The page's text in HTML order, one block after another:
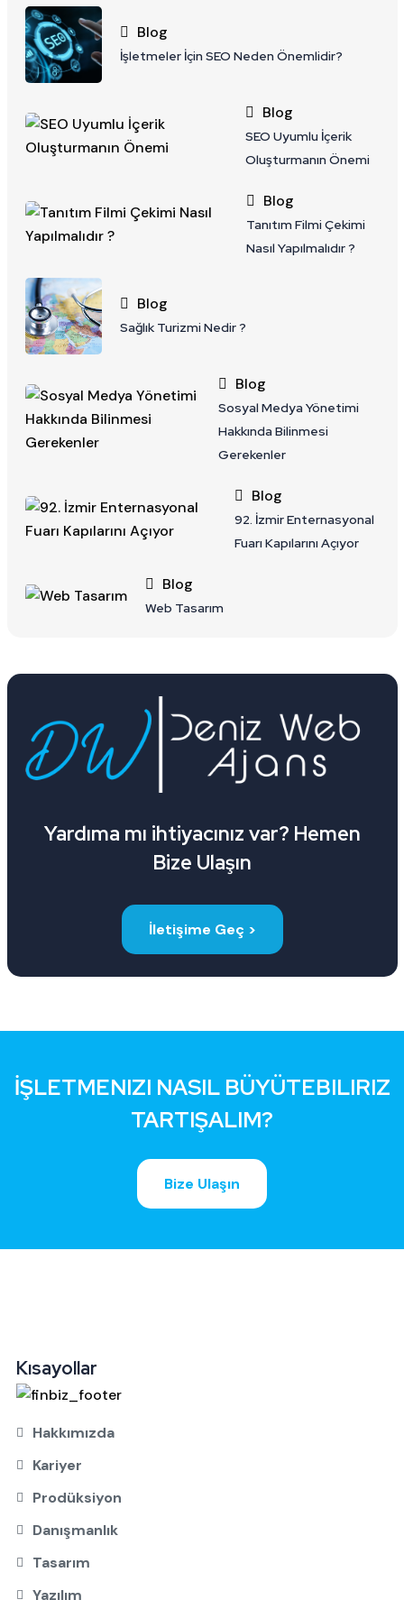
Blog
İşletmeler İçin SEO Neden Önemlidir?
Blog
SEO Uyumlu İçerik
Oluşturmanın Önemi
Blog
Tanıtım Filmi Çekimi
Nasıl Yapılmalıdır ?
Blog
Sağlık Turizmi Nedir ?
Blog
Sosyal Medya Yönetimi
Hakkında Bilinmesi
Gerekenler
Blog
92. İzmir Enternasyonal
Fuarı Kapılarını Açıyor
Blog
Web Tasarım
Yardıma mı ihtiyacınız var? Hemen
Bize Ulaşın
İletişime Geç >
İŞLETMENIZI NASIL BÜYÜTEBILIRIZ
TARTIŞALIM?
Bize Ulaşın
Kısayollar
Hakkımızda
Kariyer
Prodüksiyon
Danışmanlık
Tasarım
Yazılım